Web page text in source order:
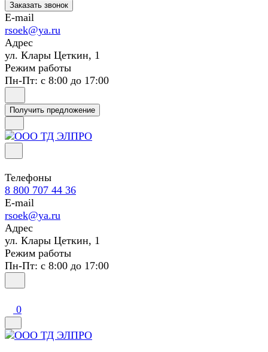
Заказать звонок
E-mail
rsoek@ya.ru
Адрес
ул. Клары Цеткин, 1
Режим работы
Пн-Пт: с 8:00 до 17:00
Получить предложение
Телефоны
8 800 707 44 36
E-mail
rsoek@ya.ru
Адрес
ул. Клары Цеткин, 1
Режим работы
Пн-Пт: с 8:00 до 17:00
0